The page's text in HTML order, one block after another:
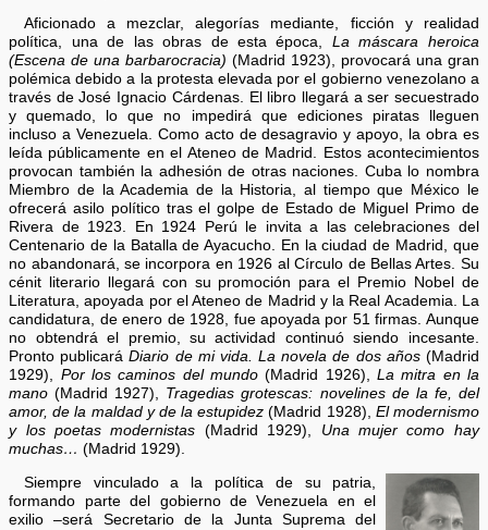
Aficionado a mezclar, alegorías mediante, ficción y realidad
política, una de las obras de esta época, La máscara heroica
(Escena de una barbarocracia) (Madrid 1923), provocará una gran
polémica debido a la protesta elevada por el gobierno venezolano a
través de José Ignacio Cárdenas. El libro llegará a ser secuestrado
y quemado, lo que no impedirá que ediciones piratas lleguen
incluso a Venezuela. Como acto de desagravio y apoyo, la obra es
leída públicamente en el Ateneo de Madrid. Estos acontecimientos
provocan también la adhesión de otras naciones. Cuba lo nombra
Miembro de la Academia de la Historia, al tiempo que México le
ofrecerá asilo político tras el golpe de Estado de Miguel Primo de
Rivera de 1923. En 1924 Perú le invita a las celebraciones del
Centenario de la Batalla de Ayacucho. En la ciudad de Madrid, que
no abandonará, se incorpora en 1926 al Círculo de Bellas Artes. Su
cénit literario llegará con su promoción para el Premio Nobel de
Literatura, apoyada por el Ateneo de Madrid y la Real Academia. La
candidatura, de enero de 1928, fue apoyada por 51 firmas. Aunque
no obtendrá el premio, su actividad continuó siendo incesante.
Pronto publicaráDiario de mi vida. La novela de dos años(Madrid
1929), Por los caminos del mundo(Madrid 1926), La mitra en la
mano(Madrid 1927), Tragedias grotescas: novelines de la fe, del
amor, de la maldad y de la estupidez (Madrid 1928), El modernismo
y los poetas modernistas (Madrid 1929), Una mujer como hay
muchas… (Madrid 1929).
Siempre vinculado a la política de su patria,
formando parte del gobierno de Venezuela en el
exilio –será Secretario de la Junta Suprema del